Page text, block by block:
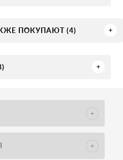
ПОКУПАЮТ (4)